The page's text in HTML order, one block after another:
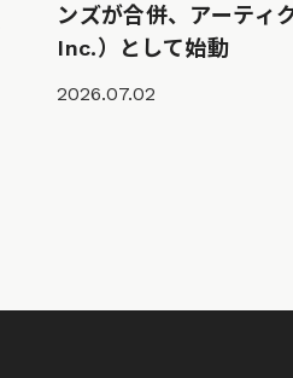
ンズが合併、アーティ
Inc.）として始動
2026.07.02